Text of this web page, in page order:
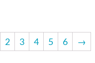
2 3 4 5 6 →